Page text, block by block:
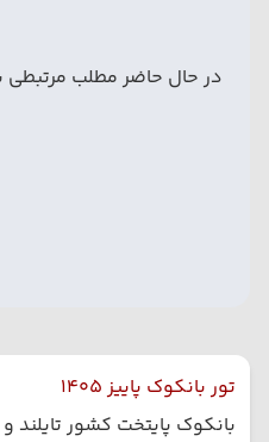
در حال حاضر مطلب مرتبطی
تور بانکوک پاییز 1405
بانکوک پایتخت کشور